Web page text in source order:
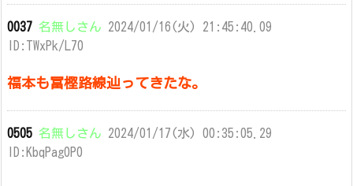
0037 名無しさん 2024/01/16(火) 21:45:40.09
ID:TWxPk/L70
福本も冨樫路線辿ってきたな。
0505 名無しさん 2024/01/17(水) 00:35:05.29
ID:KbqPag0P0